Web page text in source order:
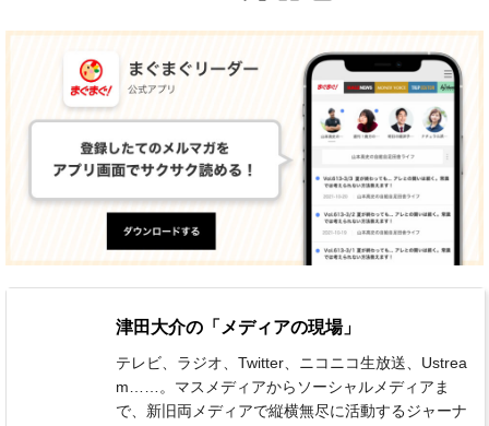
津田大介の「メディアの現場」
テレビ、ラジオ、Twitter、ニコニコ生放送、Ustrea
m……。マスメディアからソーシャルメディアま
で、新旧両メディアで縦横無尽に活動するジャーナ